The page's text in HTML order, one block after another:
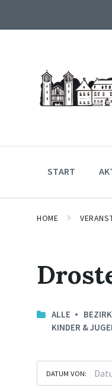
content
main
footer
START
HOME
ALLE
KINDER &
DATUM VON: